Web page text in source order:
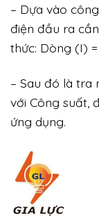
– Dựa vào
điện đầu ra
thức: Dòng (I)
– Sau đó là tra
với Công suất,
ứng dụng.